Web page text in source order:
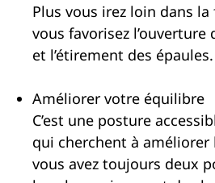
Plus vous irez loin dans
vous favorisez
et l’étirement des épaules.
Améliorer votre équilibre
C’est une posture
qui cherchent à
vous avez toujours deux